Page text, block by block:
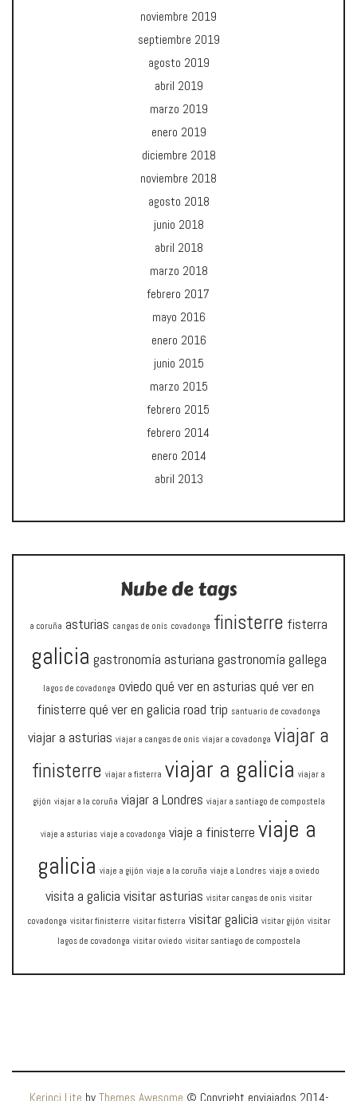
noviembre 2019
septiembre 2019
agosto 2019
abril 2019
marzo 2019
enero 2019
diciembre 2018
noviembre 2018
agosto 2018
junio 2018
abril 2018
marzo 2018
febrero 2017
mayo 2016
enero 2016
junio 2015
marzo 2015
febrero 2015
febrero 2014
enero 2014
abril 2013
Nube de tags
a coruña asturias cangas de onís covadonga finisterre fisterra
galicia gastronomía asturiana gastronomía gallega
lagos de covadonga oviedo qué ver en asturias qué ver en
finisterre qué ver en galicia road trip santuario de covadonga
viajar a asturias viajar a cangas de onís viajar a covadonga viajar a
finisterre viajar a fisterra viajar a galicia viajar a
gijón viajar a la coruña viajar a Londres viajar a santiago de compostela
viaje a asturias viaje a covadonga viaje a finisterre viaje a
galicia viaje a gijón viaje a la coruña viaje a Londres viaje a oviedo
visita a galicia visitar asturias visitar cangas de onís visitar
covadonga visitar finisterre visitar fisterra visitar galicia visitar gijón visitar
lagos de covadonga visitar oviedo visitar santiago de compostela
Kerinci Lite by Themes Awesome © Copyright enviajados 2014-